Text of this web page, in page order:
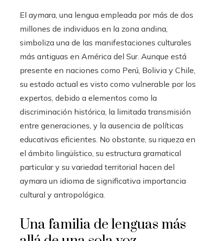
El aymara, una lengua empleada por más de dos
millones de individuos en la zona andina,
simboliza una de las manifestaciones culturales
más antiguas en América del Sur. Aunque está
presente en naciones como Perú, Bolivia y Chile,
su estado actual es visto como vulnerable por los
expertos, debido a elementos como la
discriminación histórica, la limitada transmisión
entre generaciones, y la ausencia de políticas
educativas eficientes. No obstante, su riqueza en
el ámbito lingüístico, su estructura gramatical
particular y su variedad territorial hacen del
aymara un idioma de significativa importancia
cultural y antropológica.
Una familia de lenguas más